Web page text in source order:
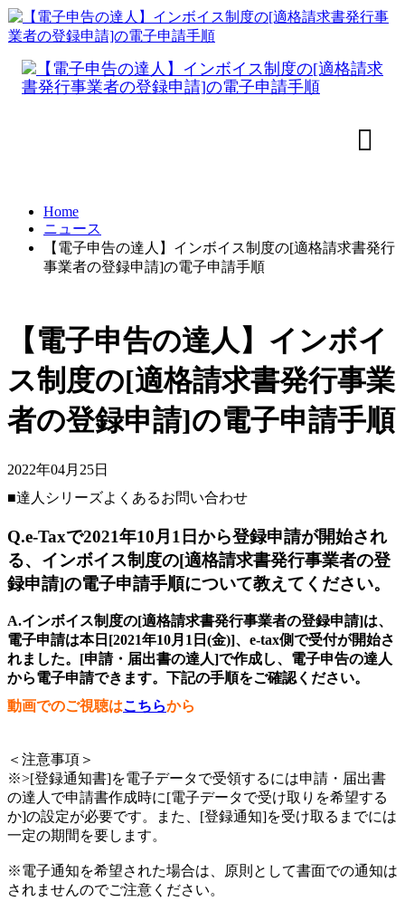
Home
ニュース
【電子申告の達人】インボイス制度の[適格請求書発行
事業者の登録申請]の電子申請手順
【電子申告の達人】インボイ
ス制度の[適格請求書発行事業
者の登録申請]の電子申請手順
2022年04月25日
■達人シリーズよくあるお問い合わせ
Q.e-Taxで2021年10月1日から登録申請が開始され
る、インボイス制度の[適格請求書発行事業者の登
録申請]の電子申請手順について教えてください。
A.インボイス制度の[適格請求書発行事業者の登録申請]は、
電子申請は本日[2021年10月1日(金)]、e-tax側で受付が開始さ
れました。[申請・届出書の達人]で作成し、電子申告の達人
から電子申請できます。下記の手順をご確認ください。
動画でのご視聴はこちらから
＜注意事項＞
※>[登録通知書]を電子データで受領するには申請・届出書
の達人で申請書作成時に[電子データで受け取りを希望する
か]の設定が必要です。また、 [登録通知]を受け取るまでには
一定の期間を要します。
※電子通知を希望された場合は、原則として書面での通知は
されませんのでご注意ください。